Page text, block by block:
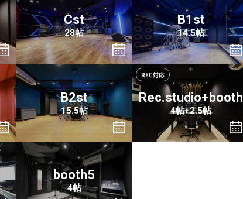
Cst
28帖
B1st
14.5帖
B2st
15.5帖
REC対応
Rec.studio+booth
4帖+2.5帖
booth5
4帖